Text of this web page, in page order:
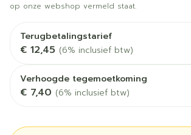
op onze webshop vermeld staat.
Terugbetalingstarief
€ 12,45 (6% inclusief btw)
Verhoogde tegemoetkoming
€ 7,40 (6% inclusief btw)